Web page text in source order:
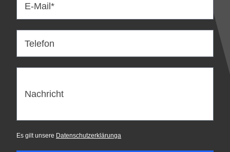
E-Mail*
Telefon
Nachricht
Es gilt unsere Datenschutzerklärunga